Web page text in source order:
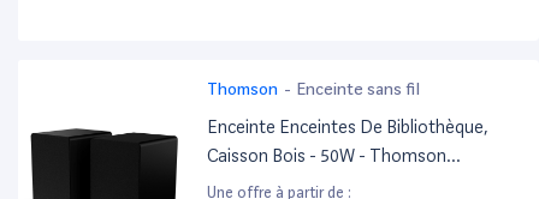
Thomson - Enceinte sans fil
Enceinte Enceintes De Bibliothèque,
Caisson Bois - 50W - Thomson
Ws400Duo - Bluetooth 5.0, Entrée
Une offre à partir de :